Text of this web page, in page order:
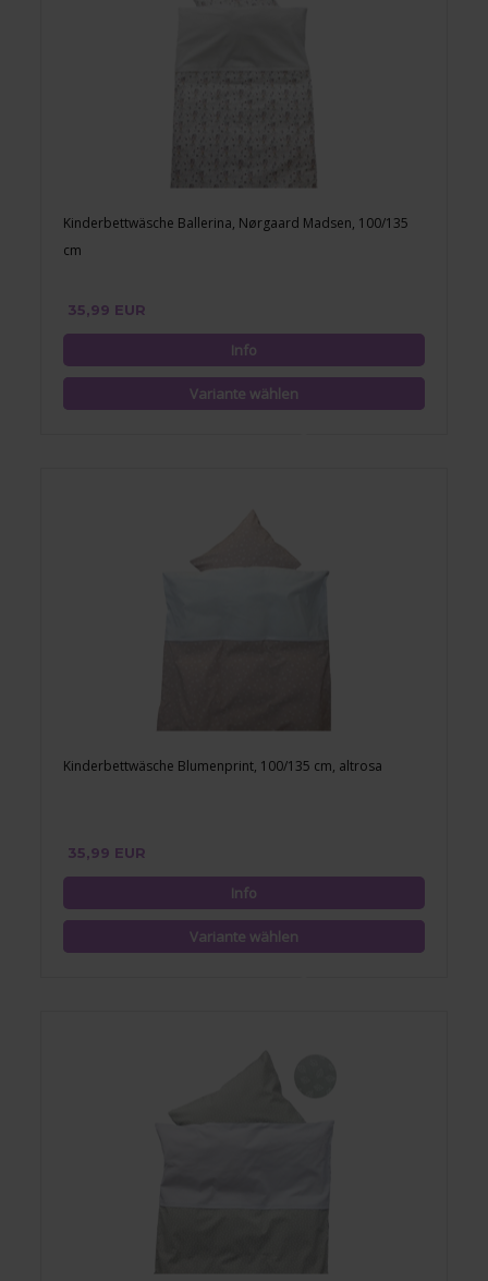
Kinderbettwäsche Ballerina, Nørgaard Madsen, 100/135
cm
35,99 EUR
Kinderbettwäsche Blumenprint, 100/135 cm, altrosa
35,99 EUR